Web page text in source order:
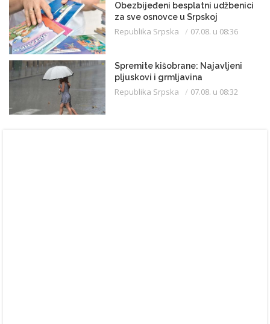
Obezbijeđeni besplatni udžbenici
za sve osnovce u Srpskoj
Republika Srpska 07.08. u 08:36
Spremite kišobrane: Najavljeni
pljuskovi i grmljavina
Republika Srpska 07.08. u 08:32